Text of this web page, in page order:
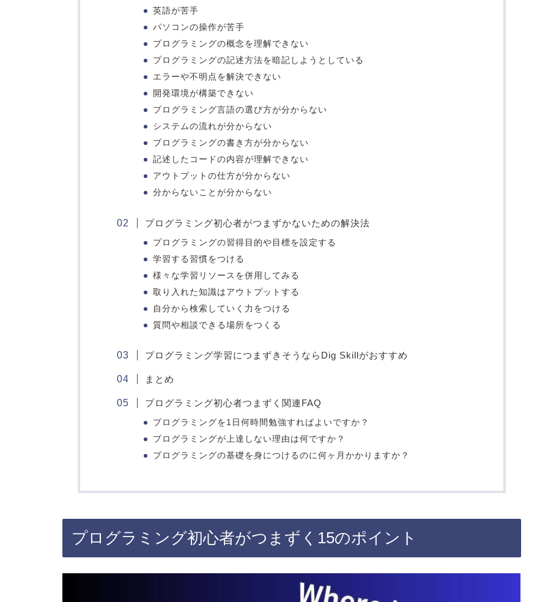
英語が苦手
パソコンの操作が苦手
プログラミングの概念を理解できない
プログラミングの記述方法を暗記しようとしている
エラーや不明点を解決できない
開発環境が構築できない
プログラミング言語の選び方が分からない
システムの流れが分からない
プログラミングの書き方が分からない
記述したコードの内容が理解できない
アウトプットの仕方が分からない
分からないことが分からない
プログラミング初心者がつまずかないための解決法
プログラミングの習得目的や目標を設定する
学習する習慣をつける
様々な学習リソースを併用してみる
取り入れた知識はアウトプットする
自分から検索していく力をつける
質問や相談できる場所をつくる
プログラミング学習につまずきそうならDig Skillがおすすめ
まとめ
プログラミング初心者つまずく関連FAQ
プログラミングを1日何時間勉強すればよいですか？
プログラミングが上達しない理由は何ですか？
プログラミングの基礎を身につけるのに何ヶ月かかりますか？
プログラミング初心者がつまずく15のポイント